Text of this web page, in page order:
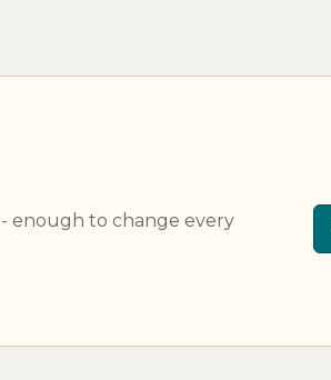
enough to change every